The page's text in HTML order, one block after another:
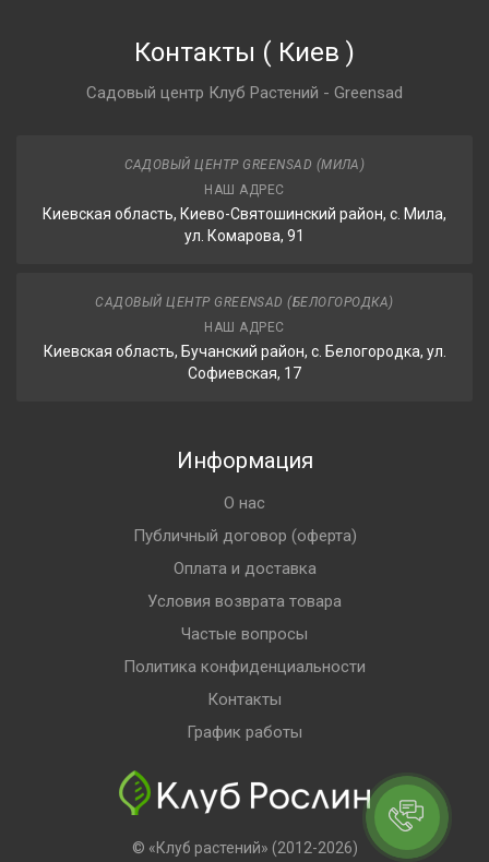
Контакты ( Киев )
Садовый центр Клуб Растений - Greensad
САДОВЫЙ ЦЕНТР GREENSAD (МИЛА)
НАШ АДРЕС
Киевская область, Киево-Святошинский район, с. Мила,
ул. Комарова, 91
САДОВЫЙ ЦЕНТР GREENSAD (БЕЛОГОРОДКА)
НАШ АДРЕС
Киевская область, Бучанский район, с. Белогородка, ул.
Софиевская, 17
Информация
О нас
Публичный договор (оферта)
Оплата и доставка
Условия возврата товара
Частые вопросы
Политика конфиденциальности
Контакты
График работы
© «Клуб растений» (2012-2026)